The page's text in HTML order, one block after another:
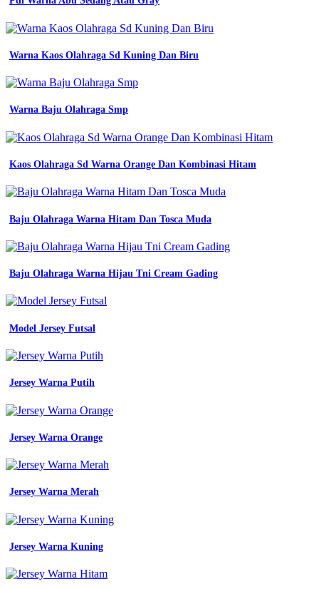
desain
abu
emas
warna
abu
abu
jersey
printing
jersey
batik
hijau
jersey
Jersey
Basket
Yang
Bagus
Warna
Jersey
Emas
jersey
coksu
lengkap
dan
contoh
penggunaan
almamater
Warna Kaos Olahraga Sd Kuning Dan Biru
Warna Baju Olahraga Smp
Kaos Olahraga Sd Warna Orange Dan Kombinasi Hitam
Baju Olahraga Warna Hitam Dan Tosca Muda
Baju Olahraga Warna Hijau Tni Cream Gading
Model Jersey Futsal
Jersey Warna Putih
Jersey Warna Orange
Jersey Warna Merah
Jersey Warna Kuning